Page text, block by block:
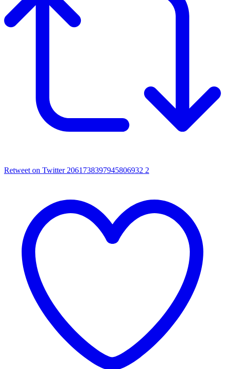
Retweet on Twitter 2061738397945806932 2